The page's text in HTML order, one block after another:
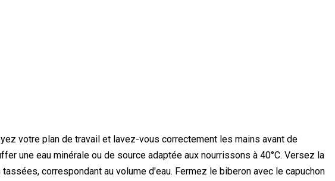
votre plan de travail et lavez-vous correctement les mains avant de
une eau minérale ou de source adaptée aux nourrissons à 40°C. Versez la
correspondant au volume d'eau. Fermez le biberon avec le capuchon